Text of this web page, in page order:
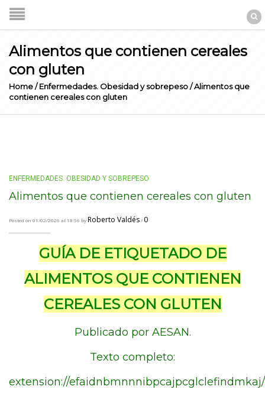
Alimentos que contienen cereales
con gluten
Home/ Enfermedades. Obesidad y sobrepeso/Alimentos que
contienen cereales con gluten
ENFERMEDADES. OBESIDAD Y SOBREPESO
Alimentos que contienen cereales con gluten
Posted on 01/02/2026 at 18:56 byRoberto Valdés/ 0
GUÍA DE ETIQUETADO DE
ALIMENTOS QUE CONTIENEN
CEREALES CON GLUTEN
Publicado por AESAN.
Texto completo:
extension://efaidnbmnnnibpcajpcglclefindmkaj/